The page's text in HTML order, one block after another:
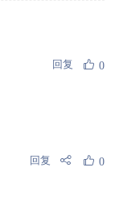
回复 0
回复 0